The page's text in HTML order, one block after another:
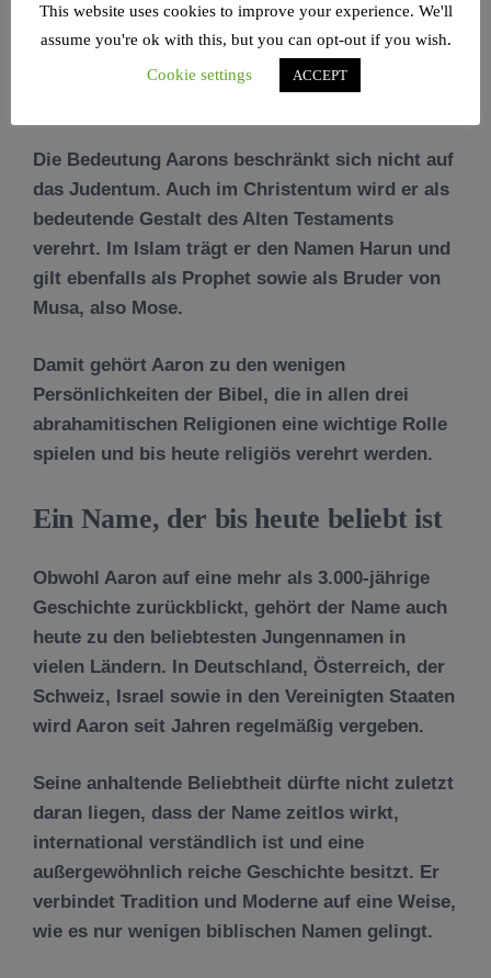
Aaron in den drei abrahamitischen
Die Bedeutung Aarons beschränkt sich nicht auf
das Judentum. Auch im Christentum wird er als
bedeutende Gestalt des Alten Testaments
verehrt. Im Islam trägt er den Namen Harun und
gilt ebenfalls als Prophet sowie als Bruder von
Musa, also Mose.
Damit gehört Aaron zu den wenigen
Persönlichkeiten der Bibel, die in allen drei
abrahamitischen Religionen eine wichtige Rolle
spielen und bis heute religiös verehrt werden.
Ein Name, der bis heute beliebt ist
Obwohl Aaron auf eine mehr als 3.000-jährige
Geschichte zurückblickt, gehört der Name auch
heute zu den beliebtesten Jungennamen in
vielen Ländern. In Deutschland, Österreich, der
Schweiz, Israel sowie in den Vereinigten Staaten
wird Aaron seit Jahren regelmäßig vergeben.
Seine anhaltende Beliebtheit dürfte nicht zuletzt
daran liegen, dass der Name zeitlos wirkt,
international verständlich ist und eine
außergewöhnlich reiche Geschichte besitzt. Er
verbindet Tradition und Moderne auf eine Weise,
wie es nur wenigen biblischen Namen gelingt.
This website uses cookies to improve your experience. We'll
assume you're ok with this, but you can opt-out if you wish.
Cookie settings
ACCEPT